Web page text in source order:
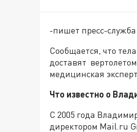
-пишет пресс-служба
Сообщается, что
доставят
медицинская
Что известно о
С 2005 года
директором Mail.ru